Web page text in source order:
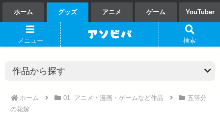
ホーム グッズ アニメ ゲーム YouTuber
ホーム 01. アニメ・漫画・ゲームなど作品
五等分
の花嫁
メニュー 検索